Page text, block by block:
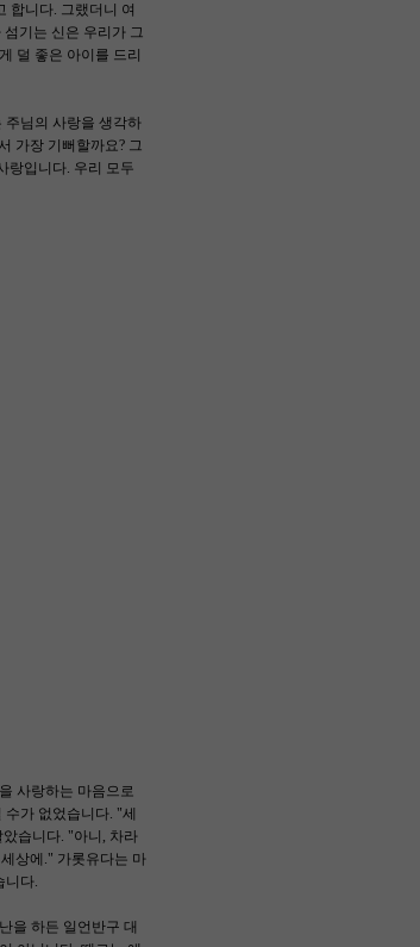
합니다. 그랬더니 여
기는 신은 우리가 그
덜 좋은 아이를 드리
주님의 사랑을 생각하
가장 기뻐할까요? 그
랑입니다. 우리 모두
사랑하는 마음으로
가 없었습니다. "세
습니다. "아니, 차라
상에." 가롯유다는 마
니다.
을 하든 일언반구 대